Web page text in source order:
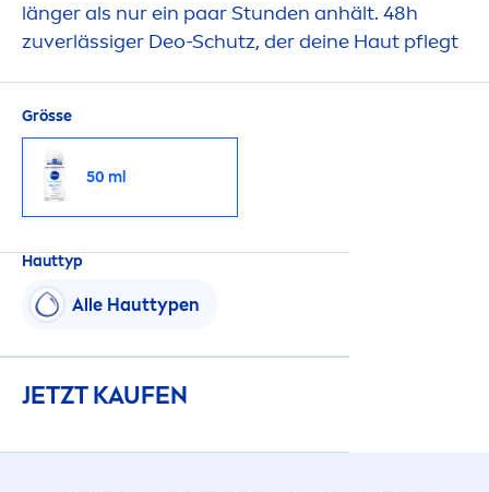
länger als nur ein paar Stunden anhält. 48h
zuverlässiger Deo-Schutz, der deine Haut pflegt
Grösse
50 ml
Hauttyp
Alle Hauttypen
JETZT KAUFEN